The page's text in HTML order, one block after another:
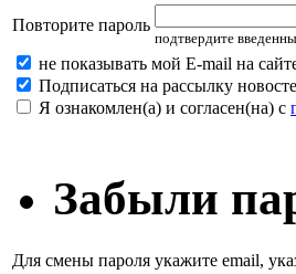
Повторите пароль
подтвердите
не показывать мой E-mail на
Подписаться на рассылку
Я ознакомлен(а) и согласен(на) с
Забыли
Для смены пароля укажите email,